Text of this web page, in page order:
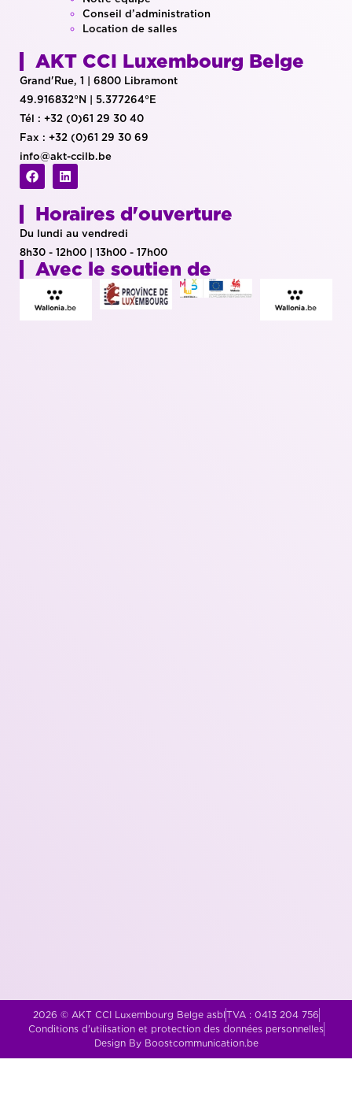
Conseil d’administration
Location de salles
AKT CCI Luxembourg Belge
Grand'Rue, 1 | 6800 Libramont
49.916832°N | 5.377264°E
Tél : +32 (0)61 29 30 40
Fax : +32 (0)61 29 30 69
info@akt-ccilb.be
Horaires d'ouverture
Du lundi au vendredi
8h30 - 12h00 | 13h00 - 17h00
Avec le soutien de
2026 © AKT CCI Luxembourg Belge asblTVA : 0413 204 756
Conditions d'utilisation et protection des données personnelles
Design By Boostcommunication.be